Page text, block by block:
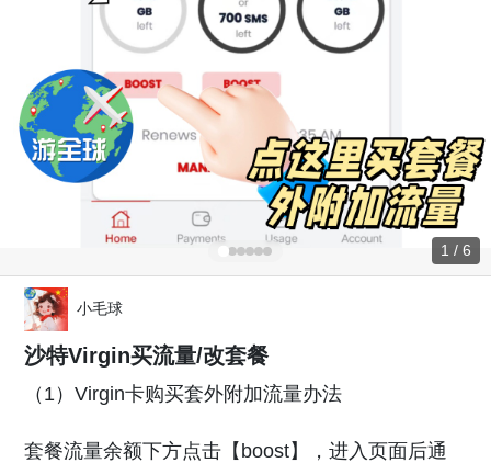
1 / 6
小毛球
沙特Virgin买流量/改套餐
（1）Virgin卡购买套外附加流量办法
套餐流量余额下方点击【boost】，进入页面后通